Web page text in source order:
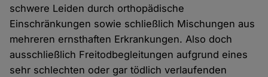
schwere Leiden durch orthopädische
Einschränkungen sowie schließlich Mischungen aus
mehreren ernsthaften Erkrankungen. Also doch
ausschließlich Freitodbegleitungen aufgrund eines
sehr schlechten oder gar tödlich verlaufenden